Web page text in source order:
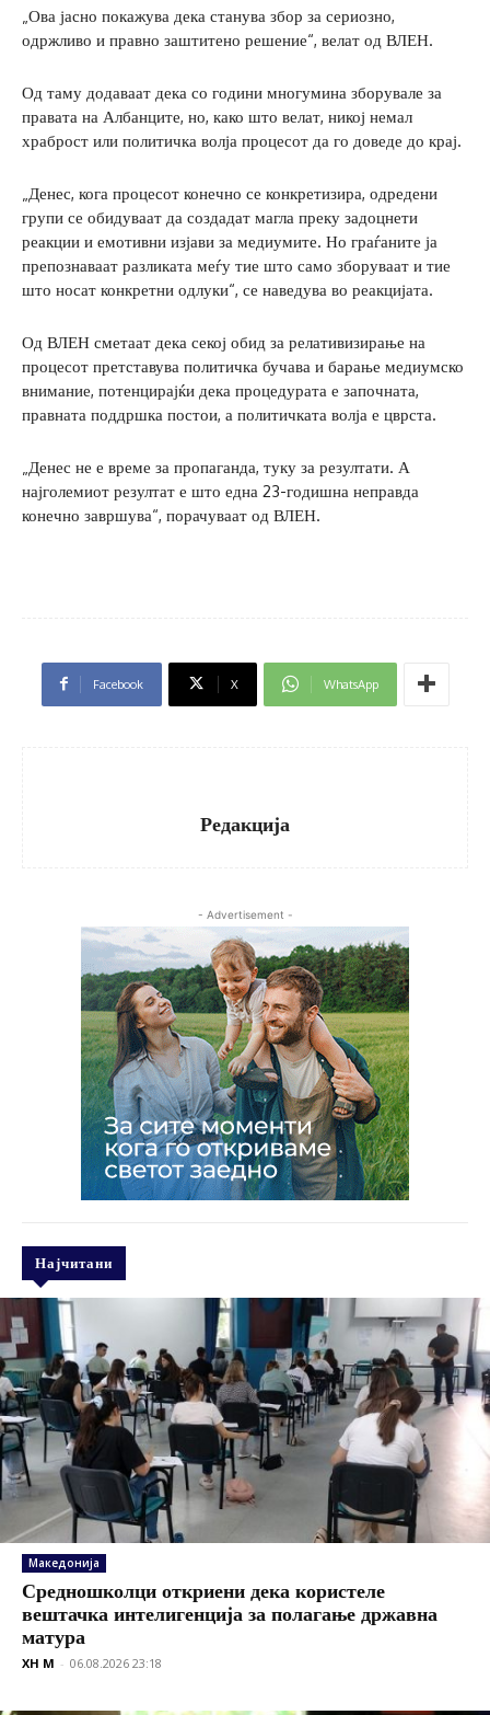
„Ова јасно покажува дека станува збор за сериозно,
одржливо и правно заштитено решение“, велат од ВЛЕН.
Од таму додаваат дека со години многумина зборувале за
правата на Албанците, но, како што велат, никој немал
храброст или политичка волја процесот да го доведе до крај.
„Денес, кога процесот конечно се конкретизира, одредени
групи се обидуваат да создадат магла преку задоцнети
реакции и емотивни изјави за медиумите. Но граѓаните ја
препознаваат разликата меѓу тие што само зборуваат и тие
што носат конкретни одлуки“, се наведува во реакцијата.
Од ВЛЕН сметаат дека секој обид за релативизирање на
процесот претставува политичка бучава и барање медиумско
внимание, потенцирајќи дека процедурата е започната,
правната поддршка постои, а политичката волја е цврста.
„Денес не е време за пропаганда, туку за резултати. А
најголемиот резултат е што една 23-годишна неправда
конечно завршува“, порачуваат од ВЛЕН.
Facebook X WhatsApp
Редакција
- Advertisement -
Најчитани
Македонија
Средношколци откриени дека користеле
вештачка интелигенција за полагање државна
матура
XH M - 06.08.2026 23:18